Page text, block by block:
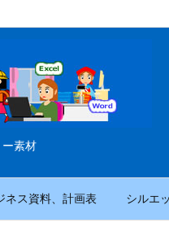
素材
ネス資料、計画表 シルエ